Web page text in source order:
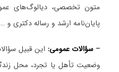
متون تخصصی، دیالوگ‌های
پایان‌نامه ارشد و رساله دکتری و
– سؤالات عمومی: این قبیل
وضعیت تأهل یا تجرد، محل